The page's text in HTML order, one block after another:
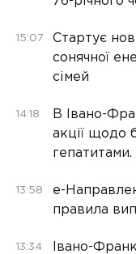
15:07
Стартує
сонячної
сімей
14:18
В Івано-
акції щодо
гепатитами.
13:58
е-
правила
13:34
Івано-